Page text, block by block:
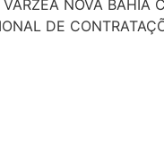
NOVA BAHIA
DE